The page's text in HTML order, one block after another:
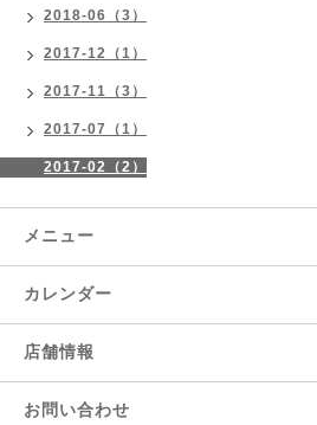
2018-06（3）
2017-12（1）
2017-11（3）
2017-07（1）
2017-02（2）
メニュー
カレンダー
店舗情報
お問い合わせ